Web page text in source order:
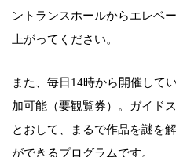
ントランスホールからエレベ
上がってください。
また、毎日14時から開催して
加可能（要観覧券）。ガイド
とおして、まるで作品を謎を
ができるプログラムです。